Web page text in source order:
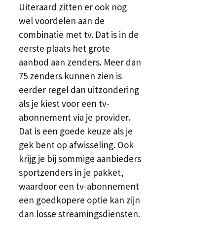
Uiteraard zitten er ook nog
wel voordelen aan de
combinatie met tv. Dat is in de
eerste plaats het grote
aanbod aan zenders. Meer dan
75 zenders kunnen zien is
eerder regel dan uitzondering
als je kiest voor een tv-
abonnement via je provider.
Dat is een goede keuze als je
gek bent op afwisseling. Ook
krijg je bij sommige aanbieders
sportzenders in je pakket,
waardoor een tv-abonnement
een goedkopere optie kan zijn
dan losse streamingsdiensten.